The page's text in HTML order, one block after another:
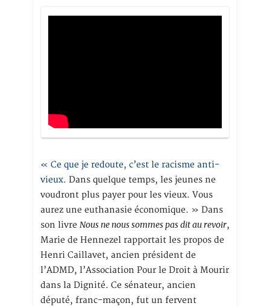
« Ce que je redoute, c’est le racisme anti-
vieux. Dans quelque temps, les jeunes ne
voudront plus payer pour les vieux. Vous
aurez une euthanasie économique. » Dans
son livre Nous ne nous sommes pas dit au revoir,
Marie de Hennezel rapportait les propos de
Henri Caillavet, ancien président de
l’ADMD, l’Association Pour le Droit à Mourir
dans la Dignité. Ce sénateur, ancien
député, franc-maçon, fut un fervent